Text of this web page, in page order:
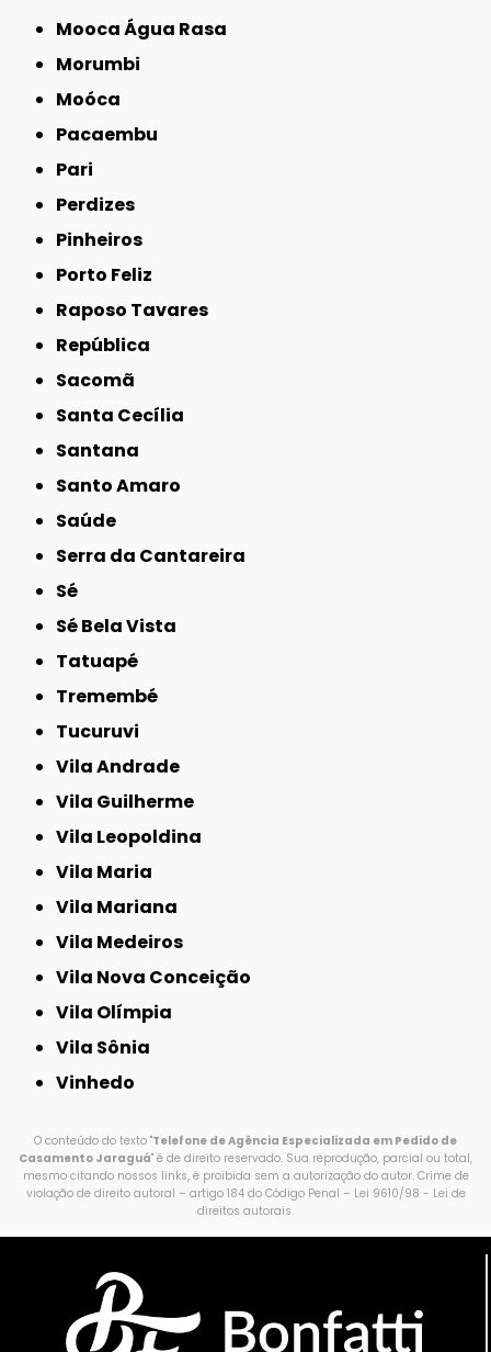
Mooca Água Rasa
Morumbi
Moóca
Pacaembu
Pari
Perdizes
Pinheiros
Porto Feliz
Raposo Tavares
República
Sacomã
Santa Cecília
Santana
Santo Amaro
Saúde
Serra da Cantareira
Sé
Sé Bela Vista
Tatuapé
Tremembé
Tucuruvi
Vila Andrade
Vila Guilherme
Vila Leopoldina
Vila Maria
Vila Mariana
Vila Medeiros
Vila Nova Conceição
Vila Olímpia
Vila Sônia
Vinhedo
O conteúdo do texto "Telefone de Agência Especializada em Pedido de
Casamento Jaraguá" é de direito reservado. Sua reprodução, parcial ou total,
mesmo citando nossos links, é proibida sem a autorização do autor. Crime de
violação de direito autoral – artigo 184 do Código Penal – Lei 9610/98 - Lei de
direitos autorais.